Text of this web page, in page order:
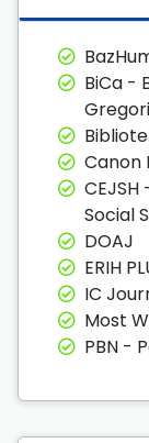
BiCa -
Canon
Social
DOAJ
ERIH
IC
Most
PBN -